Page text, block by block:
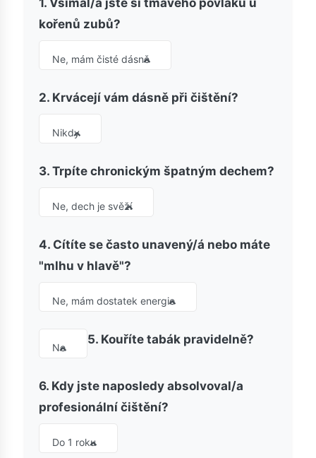
kořenů zubů?
Ne, mám čisté dásně
2. Krvácejí vám dásně při čištění?
Nikdy
3. Trpíte chronickým špatným dechem?
Ne, dech je svěží
4. Cítíte se často unavený/á nebo máte
"mlhu v hlavě"?
Ne, mám dostatek energie
5. Kouříte tabák pravidelně?
Ne
6. Kdy jste naposledy absolvoval/a
profesionální čištění?
Do 1 roku